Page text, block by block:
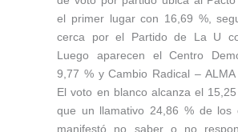
el primer lugar con 16,69 %,
cerca por el Partido de La U
Luego aparecen el Centro
9,77 % y Cambio Radical –
El voto en blanco alcanza el
que un llamativo 24,86 % de los
manifestó no saber o no